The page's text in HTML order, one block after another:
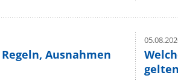
Ausnahmen